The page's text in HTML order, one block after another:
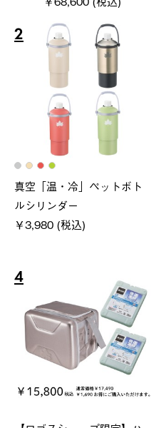
2
真空「温・冷」ペットボト
ルシリンダー
￥3,980 (税込)
4